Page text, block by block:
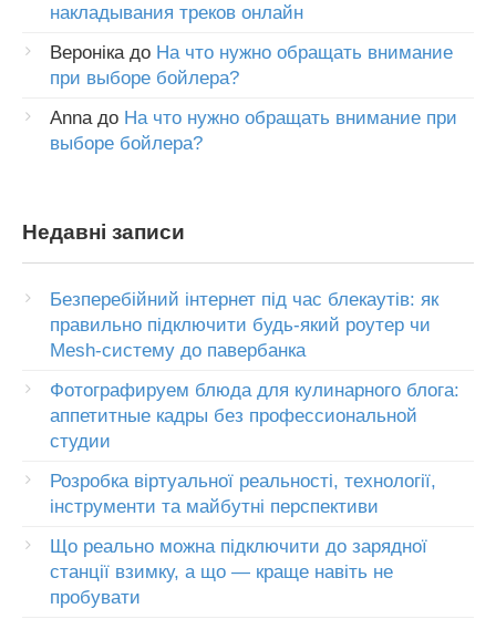
накладывания треков онлайн
Веронікадо На что нужно обращать внимание
при выборе бойлера?
Annaдо На что нужно обращать внимание при
выборе бойлера?
Недавні записи
Безперебійний інтернет під час блекаутів: як
правильно підключити будь-який роутер чи
Mesh-систему до павербанка
Фотографируем блюда для кулинарного блога:
аппетитные кадры без профессиональной
студии
Розробка віртуальної реальності, технології,
інструменти та майбутні перспективи
Що реально можна підключити до зарядної
станції взимку, а що — краще навіть не
пробувати